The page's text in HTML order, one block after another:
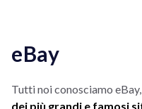
eBay
Tutti noi conosciamo
dei più grandi e famosi